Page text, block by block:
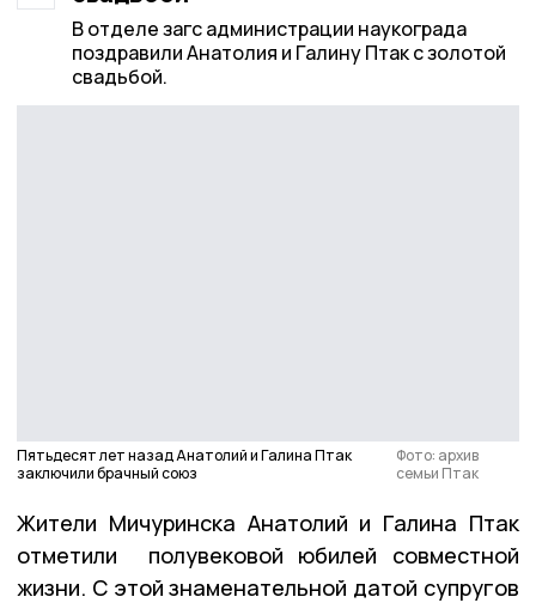
В отделе загс администрации наукограда
поздравили Анатолия и Галину Птак с золотой
свадьбой.
Пятьдесят лет назад Анатолий и Галина Птак
заключили брачный союз
Фото: архив
семьи Птак
Жители Мичуринска Анатолий и Галина Птак
отметили полувековой юбилей совместной
жизни. С этой знаменательной датой супругов